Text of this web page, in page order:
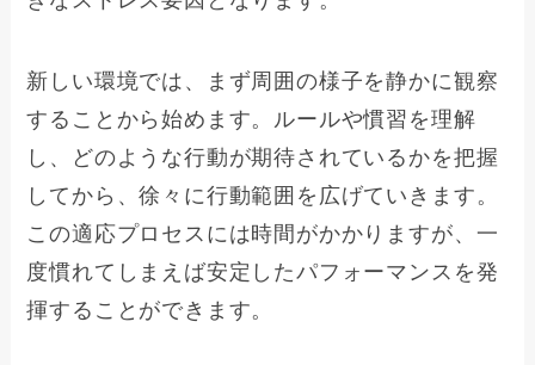
新しい環境では、まず周囲の様子を静かに観察
することから始めます。ルールや慣習を理解
し、どのような行動が期待されているかを把握
してから、徐々に行動範囲を広げていきます。
この適応プロセスには時間がかかりますが、一
度慣れてしまえば安定したパフォーマンスを発
揮することができます。